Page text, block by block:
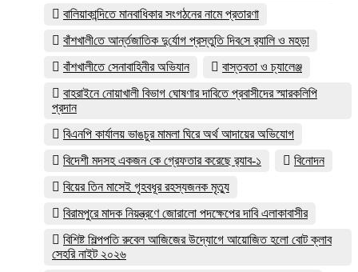
বালিয়াকান্দিতে মানবাধিকার সংগঠনের নামে প্রতারণা
বাঁশখালী‌তে আর্ন্তজা‌তিক দু‌র্যোগ প্রস্তু‌তি দিব‌সে র‌্যালি ও মহড়া
বাঁশখালীতে সেনাবাহিনীর অভিযান
বাস্তবতা ও চ্যালেঞ্জ
বাহরাইনে নোয়াখালী বিভাগ ঘোষণার দাবিতে প্রবাসীদের স্মারকলিপি
প্রদান
বিএনপি কার্যালয় ভাঙচুর মামলা ঘিরে অর্থ আদায়ের অভিযোগ
বিদেশী মদসহ একজন কে গ্রেফতার করেছে র‌্যাব-১
বিনোদন
বিয়ের তিন মাসেই গৃহবধূর রহস্যজনক মৃত্যু
বিরামপুরে মাদক নিয়ন্ত্রণে জোরালো পদক্ষেপের দাবি এলাকাবাসীর
বিশিষ্ট শিল্পপতি রুবেল আজিজের উদ্যোগে আয়োজিত হলো বোট ক্লাব
সেহরি নাইট ২০২৬